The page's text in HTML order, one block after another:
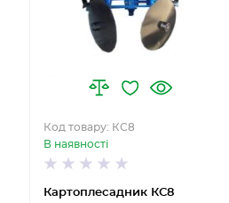
Картоплесадник КС8
Код товару: КС8
В наявності